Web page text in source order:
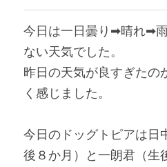
今日は一日曇り➡晴れ➡
ない天気でした。
昨日の天気が良すぎたの
く感じました。
今日のドッグトピアは日
後８か月）と一朗君（生